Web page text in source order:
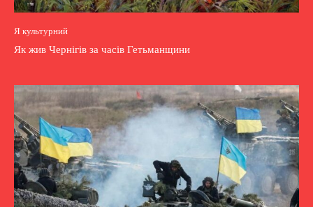
Я культурний
Як жив Чернігів за часів Гетьманщини